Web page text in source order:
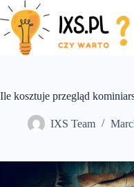
Skip
to
content
Ile kosztuje przegląd
IXS Team